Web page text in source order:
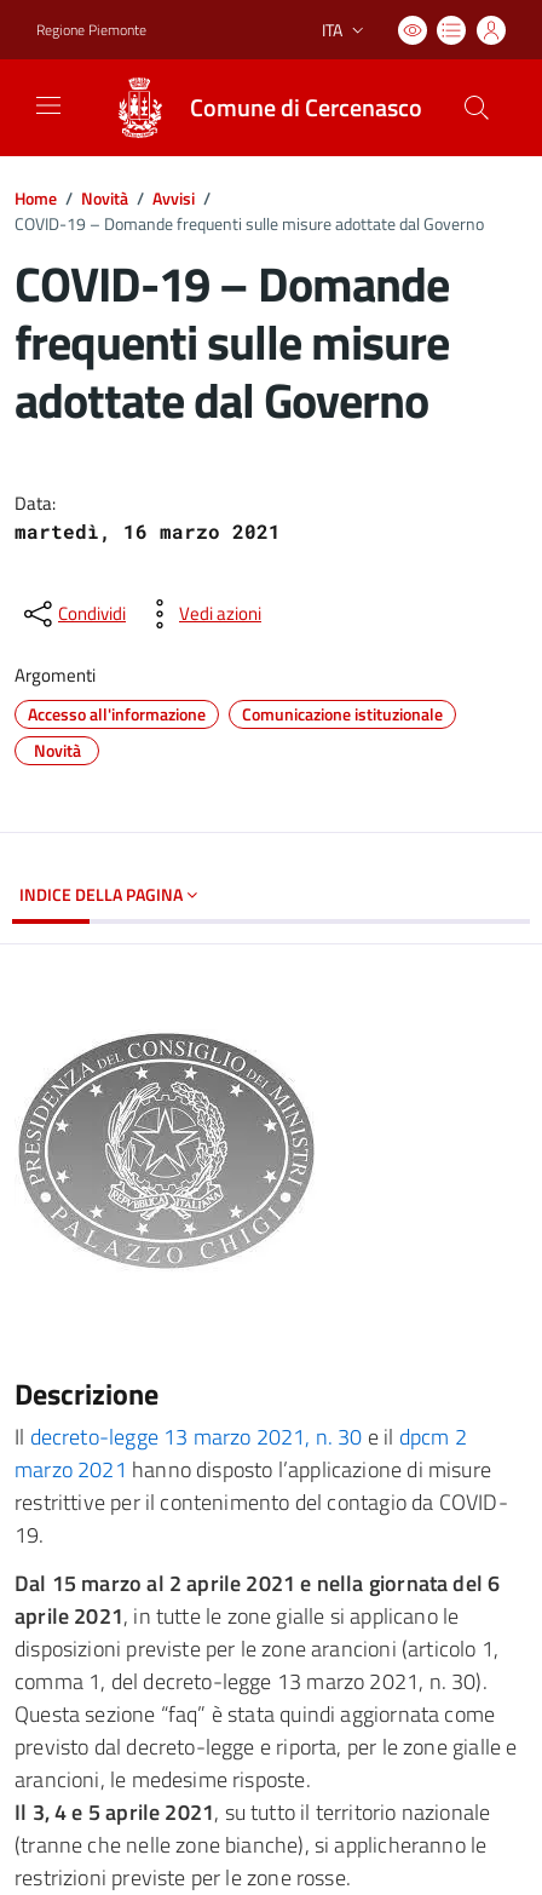
Regione Piemonte Lingua attiva:
ITA
Comune di Cercenasco
Home / Novità / Avvisi /
COVID-19 – Domande frequenti sulle misure adottate dal Governo
COVID-19 – Domande
frequenti sulle misure
adottate dal Governo
Data:
martedì, 16 marzo 2021
Condividi Vedi azioni
Argomenti
Accesso all'informazione
Comunicazione istituzionale
Novità
INDICE DELLA PAGINA
Descrizione
Il decreto-legge 13 marzo 2021, n. 30 e il dpcm 2
marzo 2021 hanno disposto l’applicazione di misure
restrittive per il contenimento del contagio da COVID-
19.
Dal 15 marzo al 2 aprile 2021 e nella giornata del 6
aprile 2021, in tutte le zone gialle si applicano le
disposizioni previste per le zone arancioni (articolo 1,
comma 1, del decreto-legge 13 marzo 2021, n. 30).
Questa sezione “faq” è stata quindi aggiornata come
previsto dal decreto-legge e riporta, per le zone gialle e
arancioni, le medesime risposte.
Il 3, 4 e 5 aprile 2021, su tutto il territorio nazionale
(tranne che nelle zone bianche), si applicheranno le
restrizioni previste per le zone rosse.